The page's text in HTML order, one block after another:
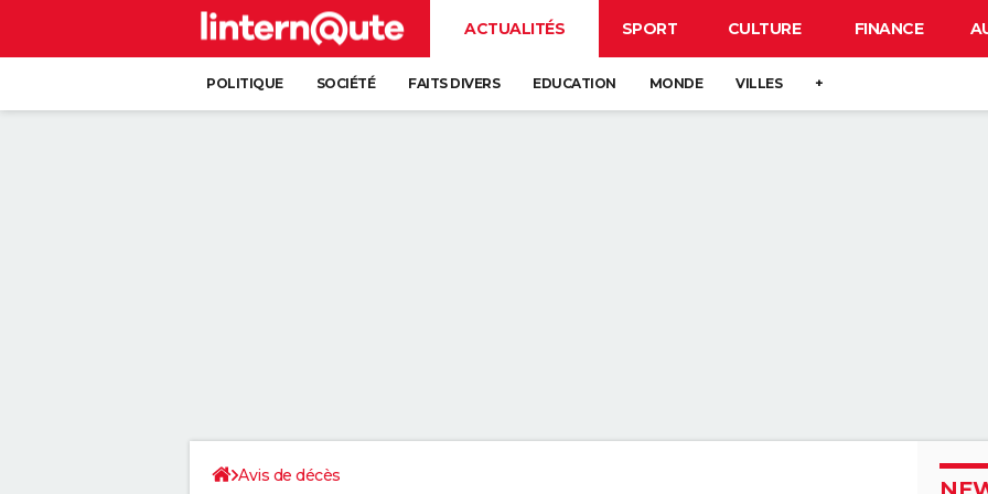
ACTUALITÉS SPORT CULTURE FINANCE
POLITIQUE SOCIÉTÉ FAITS DIVERS EDUCATION MONDE VILLES +
Avis de décès